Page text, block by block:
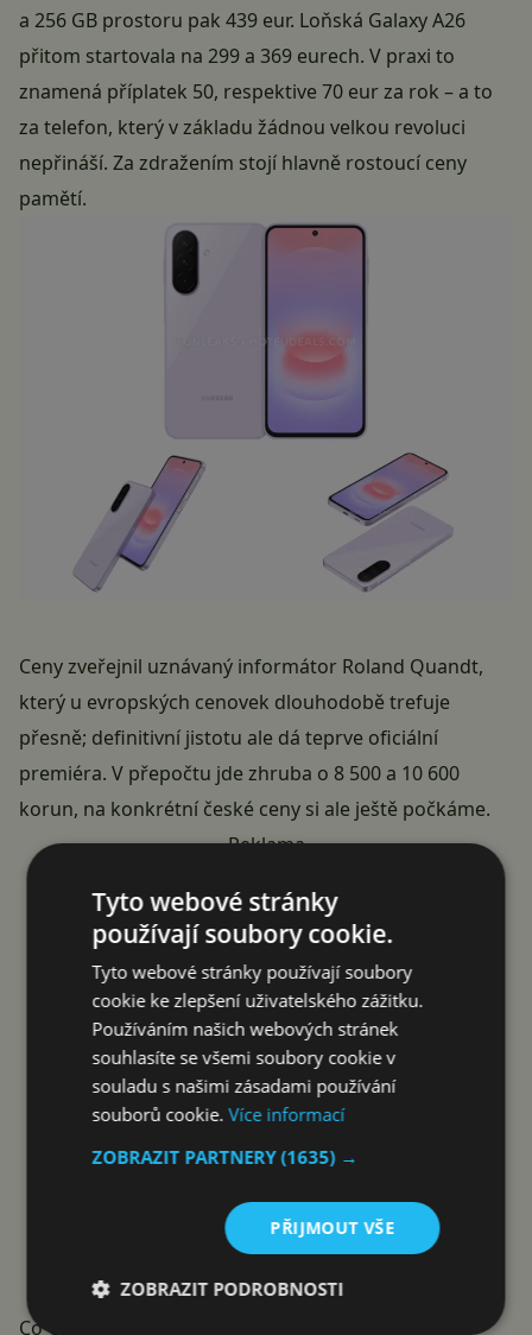
a 256 GB prostoru pak 439 eur. Loňská Galaxy A26
přitom startovala na 299 a 369 eurech. V praxi to
znamená příplatek 50, respektive 70 eur za rok – a to
za telefon, který v základu žádnou velkou revoluci
nepřináší. Za zdražením stojí hlavně rostoucí ceny
pamětí.
Cenyzveřejnil uznávaný informátor Roland Quandt,
který u evropských cenovek dlouhodobě trefuje
přesně; definitivní jistotu ale dá teprve oficiální
premiéra. V přepočtu jde zhruba o 8 500 a 10 600
korun, na konkrétní české ceny si ale ještě počkáme.
Reklama
Co Galaxy A27 nabídne?
Tyto webové stránky
používají soubory cookie.
Tyto webové stránky používají soubory
cookie ke zlepšení uživatelského zážitku.
Používáním našich webových stránek
souhlasíte se všemi soubory cookie v
souladu s našimi zásadami používání
souborů cookie.Více informací
ZOBRAZIT PARTNERY(1635) →
PŘIJMOUT VŠE
ZOBRAZIT PODROBNOSTI